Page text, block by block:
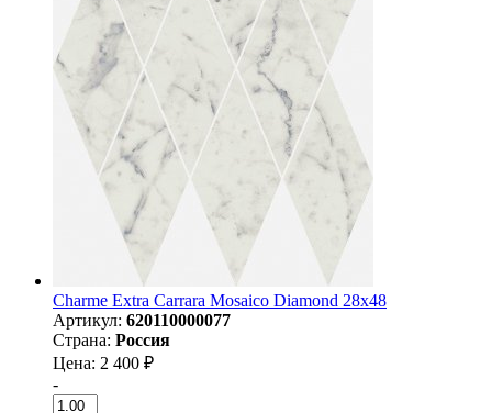
Charme Extra Carrara Mosaico Diamond 28x48
Артикул: 620110000077
Страна: Россия
Цена: 2 400 ₽
-